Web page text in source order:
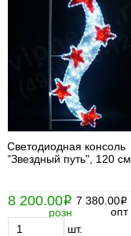
Светодиодная консоль
"Звездный путь", 120 см
8 200.00i
розн
7 380.00i
опт
шт.